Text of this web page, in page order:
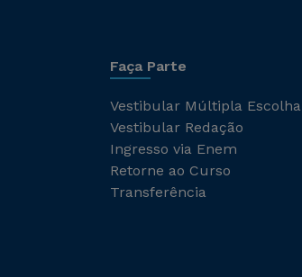
Faça Parte
Vestibular Múltipla Escolha
Vestibular Redação
Ingresso via Enem
Retorne ao Curso
Transferência